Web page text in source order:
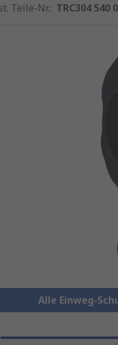
Teile-Nr.: TRC304 540
Alle Einweg-